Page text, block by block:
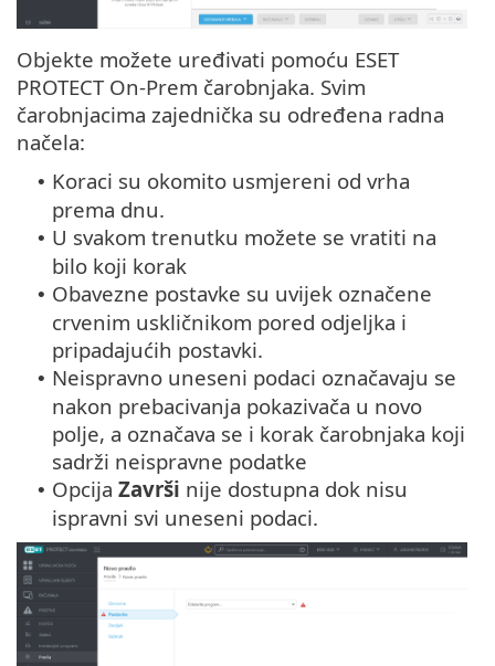
Objekte možete uređivati pomoću ESET
PROTECT On-Prem čarobnjaka. Svim
čarobnjacima zajednička su određena radna
načela:
• Koraci su okomito usmjereni od vrha
prema dnu.
• U svakom trenutku možete se vratiti na
bilo koji korak
• Obavezne postavke su uvijek označene
crvenim uskličnikom pored odjeljka i
pripadajućih postavki.
• Neispravno uneseni podaci označavaju se
nakon prebacivanja pokazivača u novo
polje, a označava se i korak čarobnjaka koji
sadrži neispravne podatke
• Opcija Završi nije dostupna dok nisu
ispravni svi uneseni podaci.